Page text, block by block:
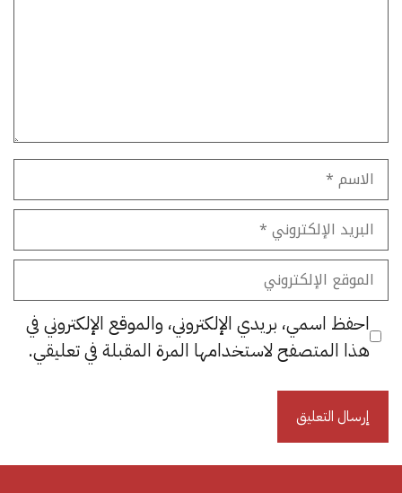
الاسم
البريد
الإلكتروني
الموقع
الإلكتروني
احفظ اسمي، بريدي الإلكتروني، والموقع الإلكتروني في
هذا المتصفح لاستخدامها المرة المقبلة في تعليقي.